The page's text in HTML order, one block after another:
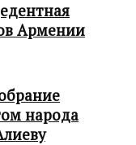
Армении
народа